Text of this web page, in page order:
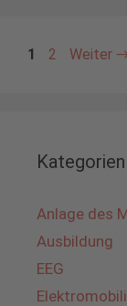
Seite
1 Seite
2 Weiter
Kategorien
Anlage des
Ausbildung
EEG